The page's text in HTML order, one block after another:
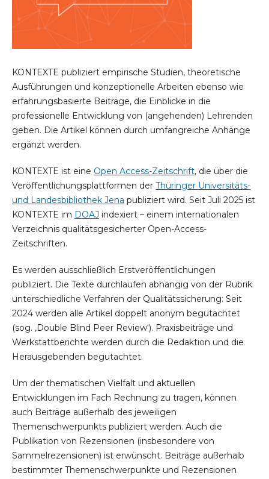
KONTEXTE publiziert empirische Studien, theoretische
Ausführungen und konzeptionelle Arbeiten ebenso wie
erfahrungsbasierte Beiträge, die Einblicke in die
professionelle Entwicklung von (angehenden) Lehrenden
geben. Die Artikel können durch umfangreiche Anhänge
ergänzt werden.
KONTEXTE ist eine Open Access-Zeitschrift, die über die
Veröffentlichungsplattformen der Thüringer Universitäts-
und Landesbibliothek Jena publiziert wird. Seit Juli 2025 ist
KONTEXTE im DOAJ indexiert – einem internationalen
Verzeichnis qualitätsgesicherter Open-Access-
Zeitschriften.
Es werden ausschließlich Erstveröffentlichungen
publiziert. Die Texte durchlaufen abhängig von der Rubrik
unterschiedliche Verfahren der Qualitätssicherung: Seit
2024 werden alle Artikel doppelt anonym begutachtet
(sog. ‚Double Blind Peer Review‘). Praxisbeiträge und
Werkstattberichte werden durch die Redaktion und die
Herausgebenden begutachtet.
Um der thematischen Vielfalt und aktuellen
Entwicklungen im Fach Rechnung zu tragen, können
auch Beiträge außerhalb des jeweiligen
Themenschwerpunkts publiziert werden. Auch die
Publikation von Rezensionen (insbesondere von
Sammelrezensionen) ist erwünscht. Beiträge außerhalb
bestimmter Themenschwerpunkte und Rezensionen